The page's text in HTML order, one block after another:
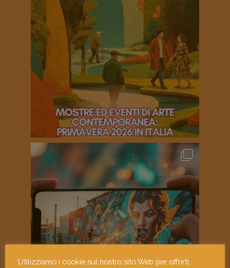
Utilizziamo i cookie sul nostro sito Web per offrirti